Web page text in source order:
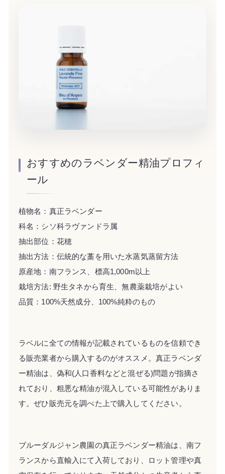
おすすめのラベンダー精油プロフィ
ール
植物名：真正ラベンダー
科名：シソ科ラヴァンドラ属
抽出部位：花穂
抽出方法：伝統的な藁を用いた水蒸気蒸留方法
原産地：南フランス、標高1,000m以上
栽培方法: 野生タネから育生、無農薬栽培がよい
品質：100%天然成分、100%純粋のもの
ラベルに全ての情報が記載されているものを信頼でき
る販売業者から購入するのがオススメ。真正ラベンダ
ー精油は、偽和(人口香料などと混ぜる)問題が指摘さ
れており、粗悪な精油が混入している可能性がありま
す。ぜひ販売元を調べた上で購入してください。
ブルーダルジャン農園の真正ラベンダー精油は、南フ
ランスから直輸入にて入荷しており、ロット管理や真